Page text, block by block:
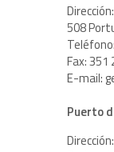
508
Fax: 351
E-mail:
Puerto